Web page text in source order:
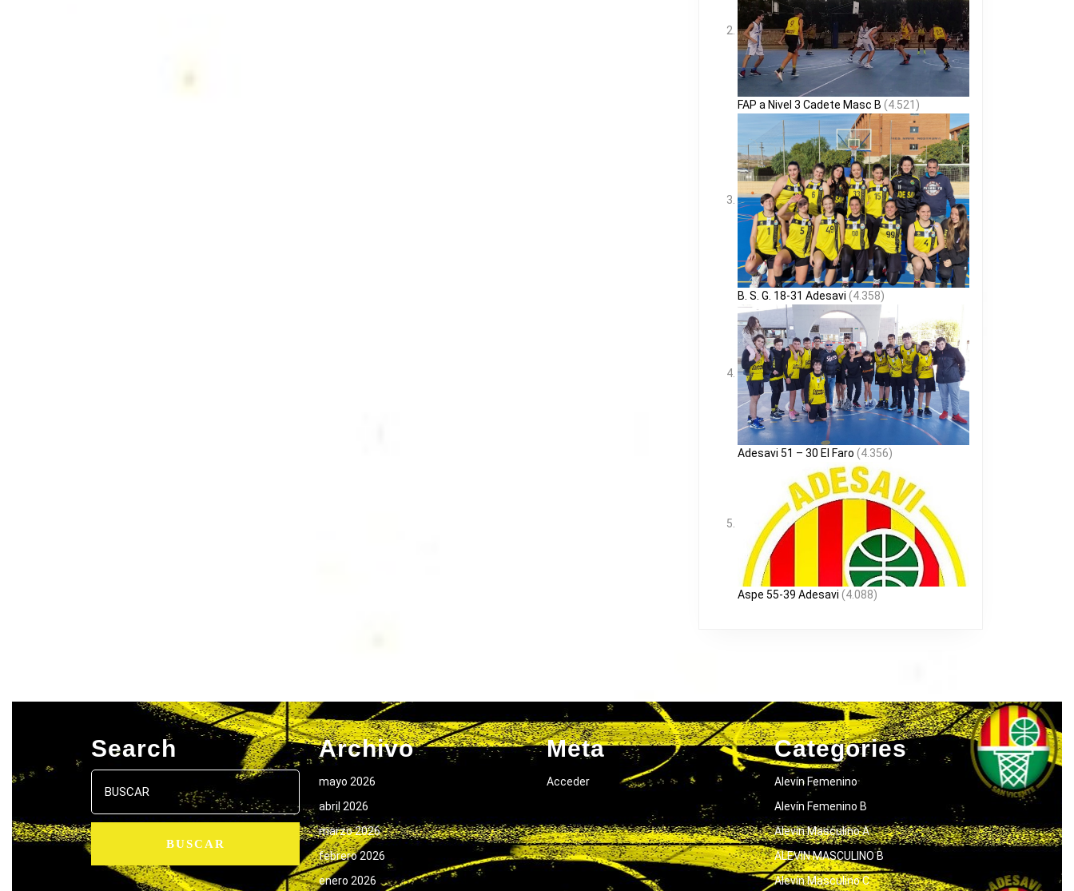
FAP a Nivel 3 Cadete Masc B (4.521)
B. S. G. 18-31 Adesavi (4.358)
Adesavi 51 – 30 El Faro (4.356)
Aspe 55-39 Adesavi (4.088)
Search
Buscar:
Archivo
mayo 2026
abril 2026
marzo 2026
febrero 2026
enero 2026
Meta
Acceder
Categories
Alevín Femenino
Alevín Femenino B
Alevín Masculino A
ALEVIN MASCULINO B
Alevín Masculino C